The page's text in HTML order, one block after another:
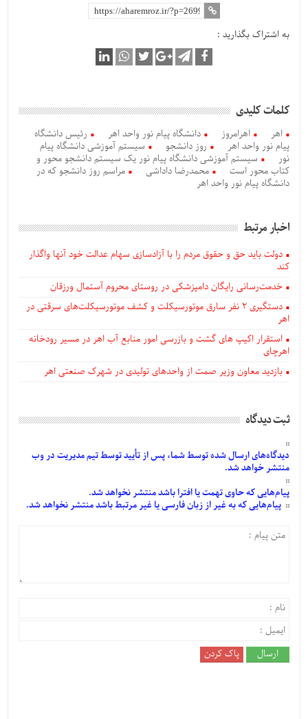
به اشتراک بگذارید :
کلمات کلیدی
اهر اهرامروز دانشگاه پیام نور واحد اهر
رئیس دانشگاه
پیام نور واحد اهر
روز دانشجو
سیستم آموزشی دانشگاه پیام
نور
سیستم آموزشی دانشگاه پیام نور یک سیستم دانشجو محور و
کتاب محور است
محمدرضا داداشی
مراسم روز دانشجو که در
دانشگاه پیام نور واحد اهر
اخبار مرتبط
دولت باید حق و حقوق مردم را با آزادسازی سهام عدالت خود آنها واگذار
کند
خدمت‌رسانی رایگان دامپزشکی در روستای محروم آستمال ورزقان
دستگيری ۲ نفر سارق موتورسیکلت و کشف موتورسیکلت‌های سرقتی در
اهر
استقرار اکیپ های گشت و بازرسی امور منابع آب اهر در مسیر رودخانه
اهرچای
بازدید معاون وزیر صمت از واحدهای تولیدی در شهرک صنعتی اهر
ثبت دیدگاه
دیدگاه‌هایارسالشدهتوسط شما، پس ازتأییدتوسط تیم مدیریت در وب
منتشر خواهد شد.
پیام‌هاییکه حاوی تهمت یا افترا باشد منتشر نخواهد شد.
پیام‌هاییکه به غیر از زبان فارسی یا غیر مرتبط باشد منتشر نخواهد شد.